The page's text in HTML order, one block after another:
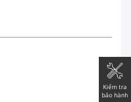
Kiểm tra
bảo hành